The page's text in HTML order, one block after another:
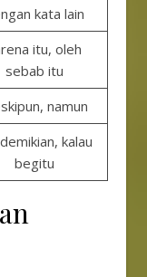
kata lain
itu, oleh
sebab itu
namun
kalau
begitu